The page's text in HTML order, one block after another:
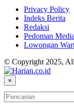
Privacy Policy
Indeks Berita
Redaksi
Pedoman
Lowongan
© Copyright 2025,
×